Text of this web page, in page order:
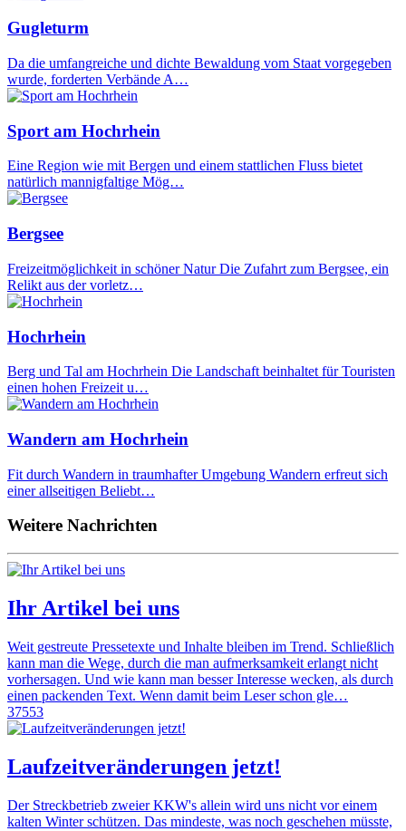
Gugleturm
Da die umfangreiche und dichte Bewaldung vom Staat vorgegeben
wurde, forderten Verbände A…
Sport am Hochrhein
Eine Region wie mit Bergen und einem stattlichen Fluss bietet
natürlich mannigfaltige Mög…
Bergsee
Freizeitmöglichkeit in schöner Natur Die Zufahrt zum Bergsee, ein
Relikt aus der vorletz…
Hochrhein
Berg und Tal am Hochrhein Die Landschaft beinhaltet für Touristen
einen hohen Freizeit u…
Wandern am Hochrhein
Fit durch Wandern in traumhafter Umgebung Wandern erfreut sich
einer allseitigen Beliebt…
Weitere Nachrichten
Ihr Artikel bei uns
Weit gestreute Pressetexte und Inhalte bleiben im Trend. Schließlich
kann man die Wege, durch die man aufmerksamkeit erlangt nicht
vorhersagen. Und wie kann man besser Interesse wecken, als durch
einen packenden Text. Wenn damit beim Leser schon gle…
37553
Laufzeitveränderungen jetzt!
Der Streckbetrieb zweier KKW's allein wird uns nicht vor einem
kalten Winter schützen. Das mindeste, was noch geschehen müsste,